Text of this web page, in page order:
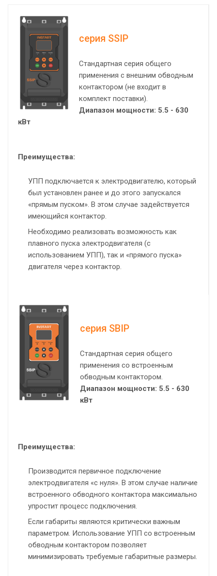
серия SSIP
Стандартная серия общего
применения с внешним обводным
контактором (не входит в
комплект поставки).
Диапазон мощности: 5.5 - 630
кВт
Преимущества:
УПП подключается к электродвигателю, который
был установлен ранее и до этого запускался
«прямым пуском». В этом случае задействуется
имеющийся контактор.
Необходимо реализовать возможность как
плавного пуска электродвигателя (с
использованием УПП), так и «прямого пуска»
двигателя через контактор.
серия SBIP
Стандартная серия общего
применения со встроенным
обводным контактором.
Диапазон мощности: 5.5 - 630
кВт
Преимущества:
Производится первичное подключение
электродвигателя «с нуля». В этом случае наличие
встроенного обводного контактора максимально
упростит процесс подключения.
Если габариты являются критически важным
параметром. Использование УПП со встроенным
обводным контактором позволяет
минимизировать требуемые габаритные размеры.